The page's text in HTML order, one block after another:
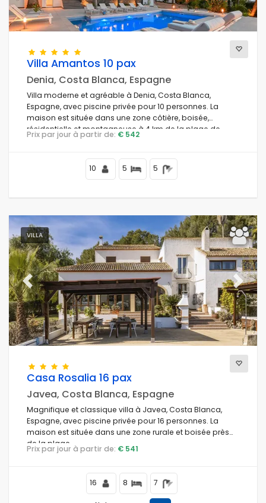
Villa Amantos 10 pax
Denia, Costa Blanca, Espagne
Villa moderne et agréable à Denia, Costa Blanca,
Espagne, avec piscine privée pour 10 personnes. La
maison est située dans une zone côtière, boisée,
résidentielle et montagneuse à 4 km de la plage de
Playa Punta Raset.
Prix par jour à partir de: € 542
10 5 5
VILLA
Previous Next
Casa Rosalia 16 pax
Javea, Costa Blanca, Espagne
Magnifique et classique villa à Javea, Costa Blanca,
Espagne, avec piscine privée pour 16 personnes. La
maison est située dans une zone rurale et boisée près
de la plage.
Prix par jour à partir de: € 541
16 8 7